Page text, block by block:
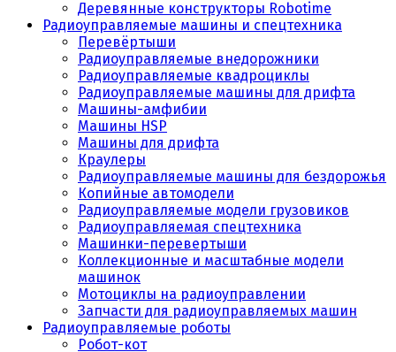
Деревянные конструкторы Robotime
Радиоуправляемые машины и спецтехника
Перевёртыши
Радиоуправляемые внедорожники
Радиоуправляемые квадроциклы
Радиоуправляемые машины для дрифта
Машины-амфибии
Машины HSP
Машины для дрифта
Краулеры
Радиоуправляемые машины для бездорожья
Копийные автомодели
Радиоуправляемые модели грузовиков
Радиоуправляемая спецтехника
Машинки-перевертыши
Коллекционные и масштабные модели
машинок
Мотоциклы на радиоуправлении
Запчасти для радиоуправляемых машин
Радиоуправляемые роботы
Робот-кот